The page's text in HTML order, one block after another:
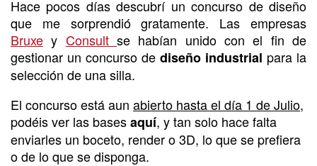
Hace pocos días descubrí un concurso de diseño
que me sorprendió gratamente. Las empresas
Bruxe y Consultse habían unido con el fin de
gestionar un concurso de diseño industrial para la
selección de una silla.
El concurso está aun abierto hasta el día 1 de Julio,
podéis ver las basesaquí, y tan solo hace falta
enviarles un boceto, render o 3D, lo que se prefiera
o de lo que se disponga.